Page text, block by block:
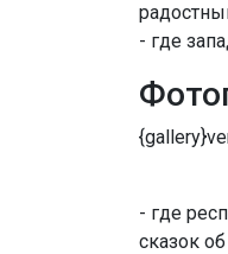
- где
- где
сказок